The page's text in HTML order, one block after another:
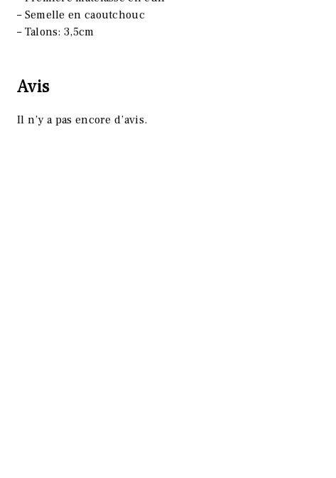
– Semelle en caoutchouc
– Talons: 3,5cm
Avis
Il n’y a pas encore d’avis.